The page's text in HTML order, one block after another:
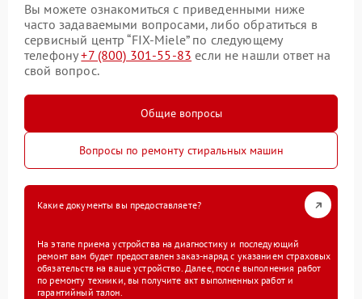
Вы можете ознакомиться с приведенными ниже
часто задаваемыми вопросами, либо обратиться в
сервисный центр “FIX-Miele” по следующему
телефону+7 (800) 301-55-83 если не нашли ответ на
свой вопрос.
Общие вопросы
Вопросы по ремонту стиральных машин
Какие документы вы предоставляете?
На этапе приема устройства на диагностику и последующий
ремонт вам будет предоставлен заказ-наряд с указанием страховых
обязательств на ваше устройство. Далее, после выполнения работ
по ремонту техники, вы получите акт выполненных работ и
гарантийный талон.